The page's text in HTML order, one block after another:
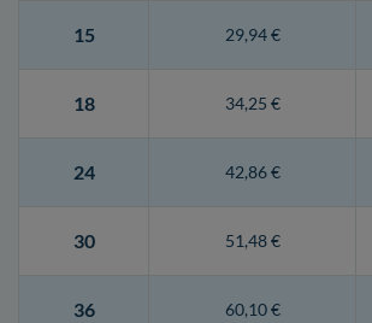
15 29,94 €
18 34,25 €
24 42,86 €
30 51,48 €
36 60,10 €